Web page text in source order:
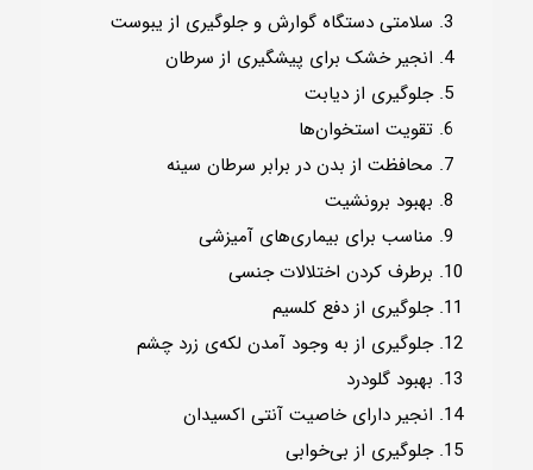
سلامتی دستگاه گوارش و جلوگیری از یبوست
انجیر خشک برای پیشگیری از سرطان
جلوگیری از دیابت
تقویت استخوان‌ها
محافظت از بدن در برابر سرطان سینه
بهبود برونشیت
مناسب برای بیماری‌های آمیزشی
برطرف کردن اختلالات جنسی
جلوگیری از دفع کلسیم
جلوگیری از به وجود آمدن لکه‌ی زرد چشم
بهبود گلودرد
انجیر دارای خاصیت آنتی اکسیدان
جلوگیری از بی‌خوابی